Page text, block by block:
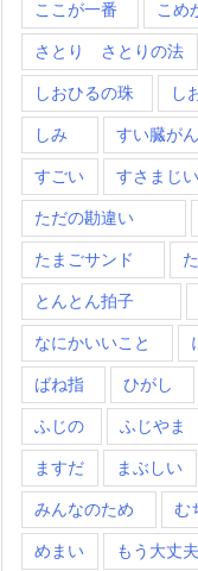
ここが一番 こめ
さとり さとりの法
しおひるの珠 し
しみ すい臓がん
すごい すさまじい
ただの勘違い
たまごサンド
とんとん拍子
なにかいいこと
ばね指 ひがし
ふじの ふじやま
ますだ まぶしい
みんなのため む
めまい もう大丈夫